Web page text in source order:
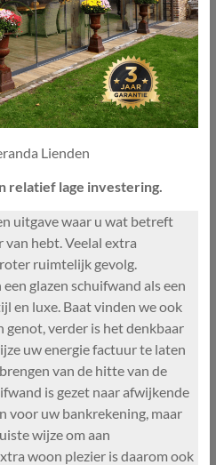
Lienden
relatief lage investering.
uitgave waar u wat betreft
hebt. Veelal extra
ruimtelijk gevolg.
glazen schuifwand als een
en luxe. Baat vinden we ook
verder is het denkbaar
uw energie factuur te laten
van de hitte van de
is gezet naar afwijkende
voor uw bankrekening, maar
wijze om aan
woon plezier is daarom ook